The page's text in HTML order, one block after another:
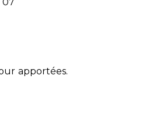
apportées.